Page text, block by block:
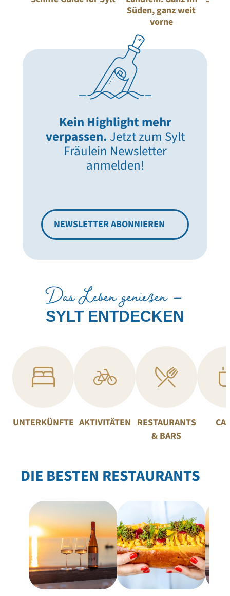
Süden, ganz weit
vorne
Kein Highlight mehr
verpassen. Jetzt zum Sylt
Fräulein Newsletter
anmelden!
NEWSLETTER ABONNIEREN
Das Leben genießen –
SYLT ENTDECKEN
UNTERKÜNFTE AKTIVITÄTEN RESTAURANTS
& BARS
DIE BESTEN RESTAURANTS